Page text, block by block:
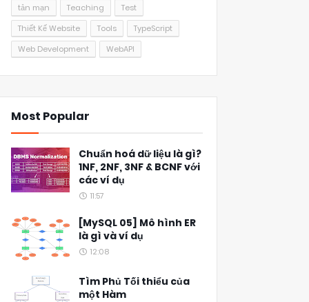
tản mạn
Teaching
Test
Thiết Kế Website
Tools
TypeScript
Web Development
WebAPI
Most Popular
Chuẩn hoá dữ liệu là gì?
1NF, 2NF, 3NF & BCNF với
các ví dụ
11:57
[MySQL 05] Mô hình ER
là gì và ví dụ
12:08
Tìm Phủ Tối thiểu của
một Hàm